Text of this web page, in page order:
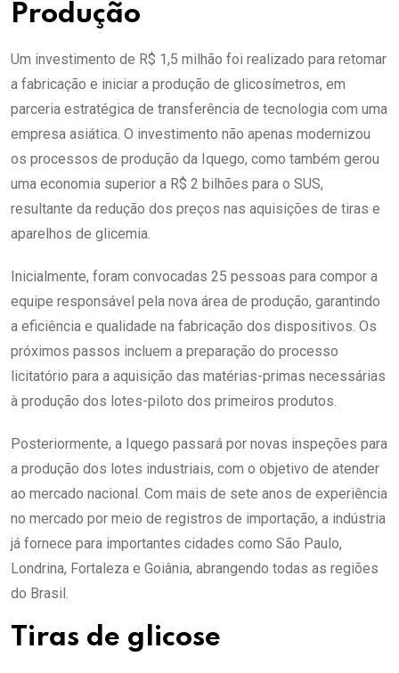
Produção
Um investimento de R$ 1,5 milhão foi realizado para retomar
a fabricação e iniciar a produção de glicosímetros, em
parceria estratégica de transferência de tecnologia com uma
empresa asiática. O investimento não apenas modernizou
os processos de produção da Iquego, como também gerou
uma economia superior a R$ 2 bilhões para o SUS,
resultante da redução dos preços nas aquisições de tiras e
aparelhos de glicemia.
Inicialmente, foram convocadas 25 pessoas para compor a
equipe responsável pela nova área de produção, garantindo
a eficiência e qualidade na fabricação dos dispositivos. Os
próximos passos incluem a preparação do processo
licitatório para a aquisição das matérias-primas necessárias
à produção dos lotes-piloto dos primeiros produtos.
Posteriormente, a Iquego passará por novas inspeções para
a produção dos lotes industriais, com o objetivo de atender
ao mercado nacional. Com mais de sete anos de experiência
no mercado por meio de registros de importação, a indústria
já fornece para importantes cidades como São Paulo,
Londrina, Fortaleza e Goiânia, abrangendo todas as regiões
do Brasil.
Tiras de glicose